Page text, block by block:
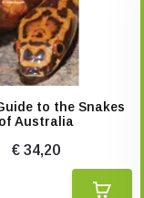
to the Snakes
of Australia
€ 34,20